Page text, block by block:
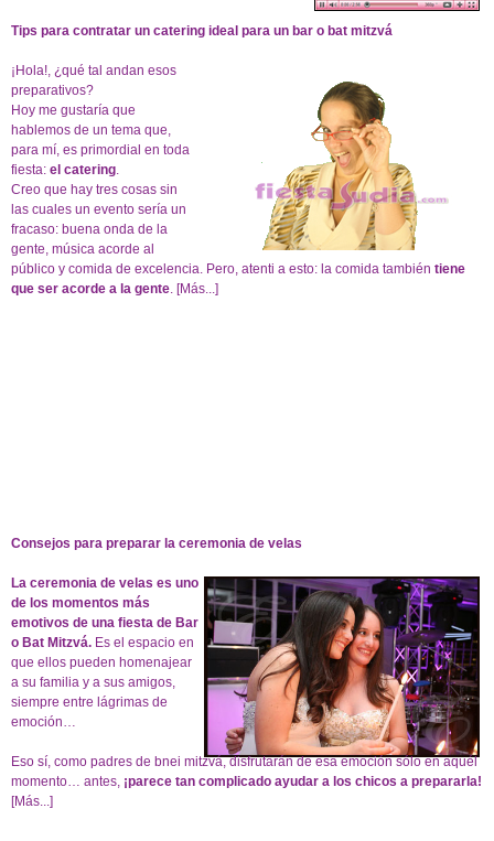
Tips para contratar un catering ideal para un bar o bat mitzvá
¡Hola!, ¿qué tal andan esos
preparativos?
Hoy me gustaría que
hablemos de un tema que,
para mí, es primordial en toda
fiesta: el catering.
Creo que hay tres cosas sin
las cuales un evento sería un
fracaso: buena onda de la
gente, música acorde al
público y comida de excelencia. Pero, atenti a esto: la comida también tiene
que ser acorde a la gente. [Más...]
Consejos para preparar la ceremonia de velas
La ceremonia de velas es uno
de los momentos más
emotivos de una fiesta de Bar
o Bat Mitzvá. Es el espacio en
que ellos pueden homenajear
a su familia y a sus amigos,
siempre entre lágrimas de
emoción…
Eso sí, como padres de bnei mitzvá, disfrutarán de esa emoción sólo en aquél
momento… antes, ¡parece tan complicado ayudar a los chicos a prepararla!
[Más...]